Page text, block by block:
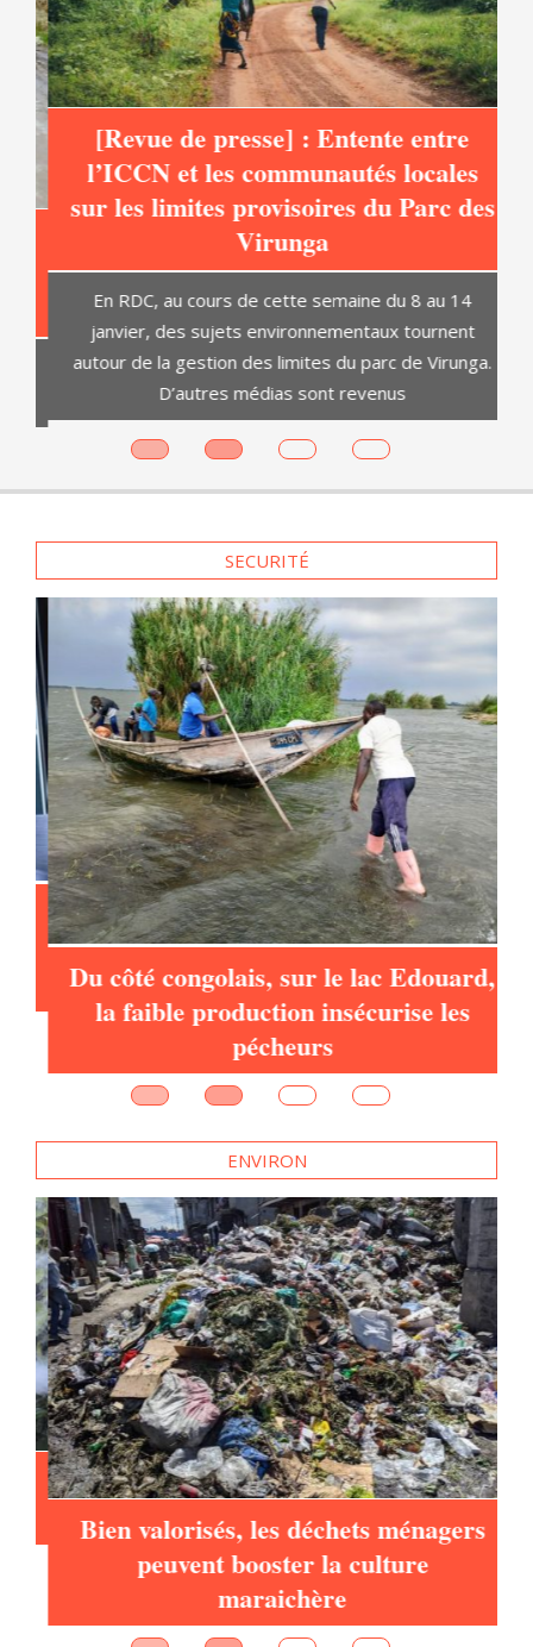
[Revue de presse] : Entente entre
l’ICCN et les communautés locales
sur les limites provisoires du Parc des
Virunga
En RDC, au cours de cette semaine du 8 au 14
janvier, des sujets environnementaux tournent
autour de la gestion des limites du parc de Virunga.
D’autres médias sont revenus
SECURITÉ
Du côté congolais, sur le lac Edouard,
la faible production insécurise les
pécheurs
ENVIRON
Bien valorisés, les déchets ménagers
peuvent booster la culture
maraichère